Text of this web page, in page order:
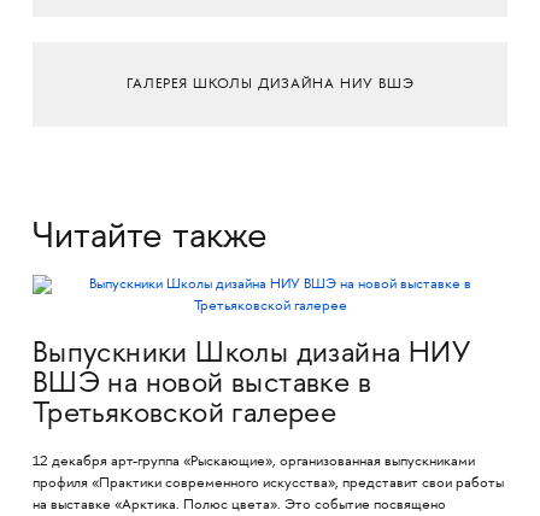
ГАЛЕРЕЯ ШКОЛЫ ДИЗАЙНА НИУ ВШЭ
Читайте также
Выпускники Школы дизайна НИУ
ВШЭ на новой выставке в
Третьяковской галерее
12 декабря арт-группа «Рыскающие», организованная выпускниками
профиля «Практики современного искусства», представит свои работы
на выставке «Арктика. Полюс цвета». Это событие посвящено